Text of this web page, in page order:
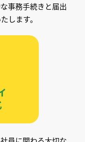
事務手続きと届出
します。